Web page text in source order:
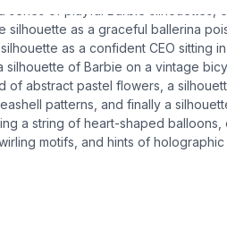
silhouette as a graceful ballerina
as a confident CEO sitting
of Barbie on a vintage
of abstract pastel flowers, a
patterns, and finally a
a string of heart-shaped balloons,
motifs, and hints of holographic